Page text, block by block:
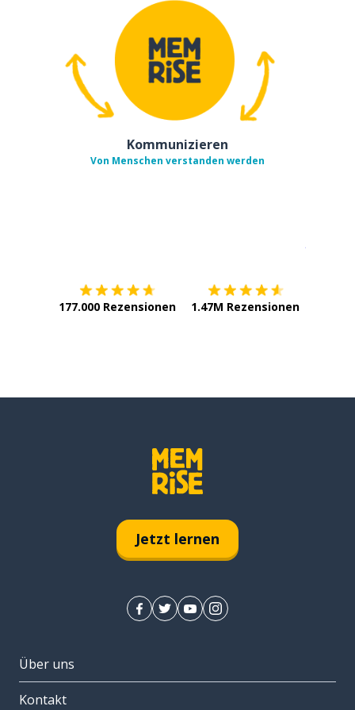
Kommunizieren
Von Menschen verstanden werden
177.000 Rezensionen 1.47M Rezensionen
Jetzt lernen
Über uns
Kontakt